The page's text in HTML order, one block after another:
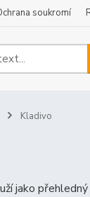
soukromí
Kladivo
jako